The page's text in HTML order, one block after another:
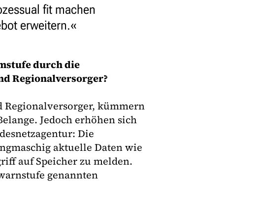
fit machen
erweitern.
durch die
Regionalversorger?
kümmern
Jedoch erhöhen sich
Die
aktuelle Daten wie
auf Speicher zu melden.
genannten